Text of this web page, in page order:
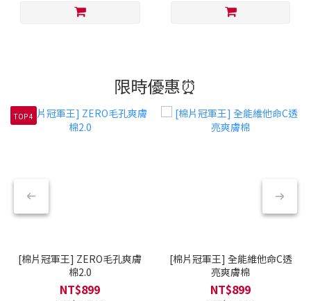
限時優惠⏰
TOP 4
[棉片冠軍王] ZERO毛孔爽膚
棉2.0
NT$899
[棉片冠軍王] 全能維他命C透
亮爽膚棉
NT$899